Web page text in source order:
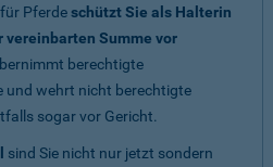
Pferdeschützt Sie als Halterin
vereinbarten Summe vor
berechtigte
und wehrt nicht berechtigte
sogar vor Gericht.
sind Sie nicht nur jetzt sondern